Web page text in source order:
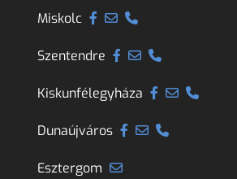
Miskolc
Szentendre
Kiskunfélegyháza
Dunaújváros
Esztergom